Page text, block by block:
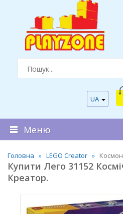
UA
Меню
Головна LEGO Creator
Купити Лего 31152
Креатор.